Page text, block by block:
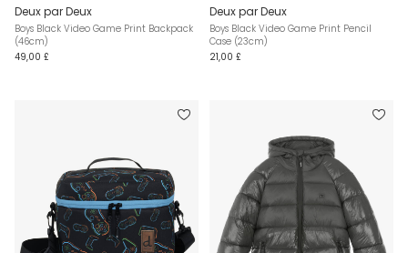
Deux par Deux
Boys Black Video Game Print Backpack
(46cm)
49,00 £
Deux par Deux
Boys Black Video Game Print Pencil
Case (23cm)
21,00 £